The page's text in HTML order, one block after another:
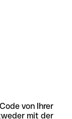
von Ihrer
mit der